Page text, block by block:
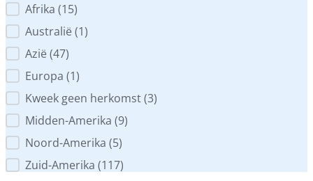
Werelddeel
Afrika (15)
Australië (1)
Azië (47)
Europa (1)
Kweek geen herkomst(3)
Midden-Amerika (9)
Noord-Amerika (5)
Zuid-Amerika (117)